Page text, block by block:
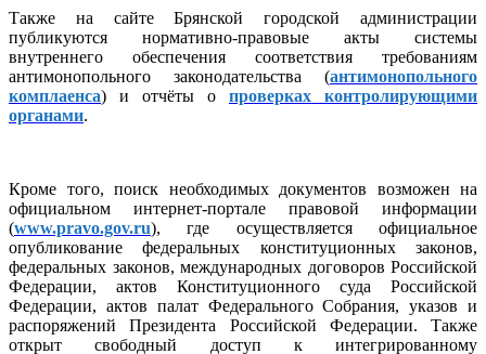
Также на сайте Брянской городской администрации
публикуются нормативно-правовые акты системы
внутреннего обеспечения соответствия требованиям
антимонопольного законодательства (антимонопольного
комплаенса) и отчёты о проверках контролирующими
органами.
Кроме того, поиск необходимых документов возможен на
официальном интернет-портале правовой информации
(www.pravo.gov.ru), где осуществляется официальное
опубликование федеральных конституционных законов,
федеральных законов, международных договоров Российской
Федерации, актов Конституционного суда Российской
Федерации, актов палат Федерального Собрания, указов и
распоряжений Президента Российской Федерации. Также
открыт свободный доступ к интегрированному